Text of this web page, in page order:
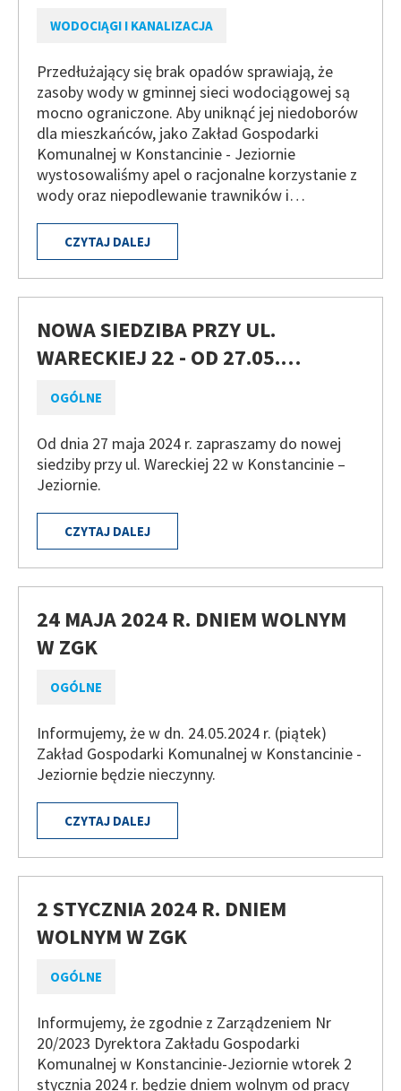
WODOCIĄGI I KANALIZACJA
Przedłużający się brak opadów sprawiają, że
zasoby wody w gminnej sieci wodociągowej są
mocno ograniczone. Aby uniknąć jej niedoborów
dla mieszkańców, jako Zakład Gospodarki
Komunalnej w Konstancinie - Jeziornie
wystosowaliśmy apel o racjonalne korzystanie z
wody oraz niepodlewanie trawników i…
CZYTAJ DALEJ
NOWA SIEDZIBA PRZY UL.
WARECKIEJ 22 - OD 27.05.…
OGÓLNE
Od dnia 27 maja 2024 r. zapraszamy do nowej
siedziby przy ul. Wareckiej 22 w Konstancinie –
Jeziornie.
CZYTAJ DALEJ
24 MAJA 2024 R. DNIEM WOLNYM
W ZGK
OGÓLNE
Informujemy, że w dn. 24.05.2024 r. (piątek)
Zakład Gospodarki Komunalnej w Konstancinie -
Jeziornie będzie nieczynny.
CZYTAJ DALEJ
2 STYCZNIA 2024 R. DNIEM
WOLNYM W ZGK
OGÓLNE
Informujemy, że zgodnie z Zarządzeniem Nr
20/2023 Dyrektora Zakładu Gospodarki
Komunalnej w Konstancinie-Jeziornie wtorek 2
stycznia 2024 r. będzie dniem wolnym od pracy